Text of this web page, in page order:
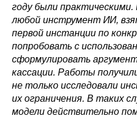
году были
любой инструмент ИИ,
первой инстанции по
попробовать с
сформулировать
кассации. Работы
не только исследовали
их ограничения. В таких
модели действительно